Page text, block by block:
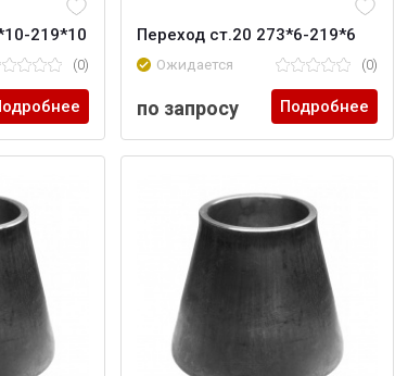
219*10
(0)
Переход ст.20 273*6-219*6
Ожидается (0)
по запросу Подробнее